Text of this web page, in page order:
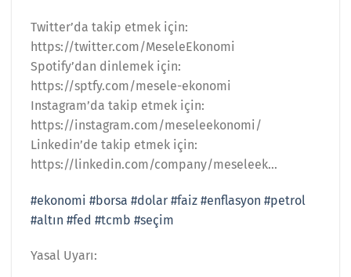
Twitter’da takip etmek için:
https://twitter.com/MeseleEkonomi
Spotify’dan dinlemek için:
https://sptfy.com/mesele-ekonomi
Instagram’da takip etmek için:
https://instagram.com/meseleekonomi/
Linkedin’de takip etmek için:
https://linkedin.com/company/meseleek…
#ekonomi #borsa #dolar #faiz #enflasyon #petrol
#altın #fed #tcmb #seçim
Yasal Uyarı: